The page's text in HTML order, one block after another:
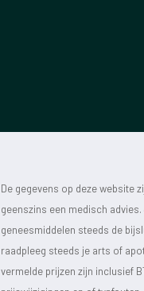
De gegevens op deze website
geenszins een medisch
geneesmiddelen steeds de
raadpleeg steeds je arts of
vermelde prijzen zijn inclusief